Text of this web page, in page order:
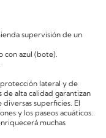
supervisión de un
con azul (bote).
lateral y de
de alta calidad garantizan
superficies. El
y los paseos acuáticos.
muchas